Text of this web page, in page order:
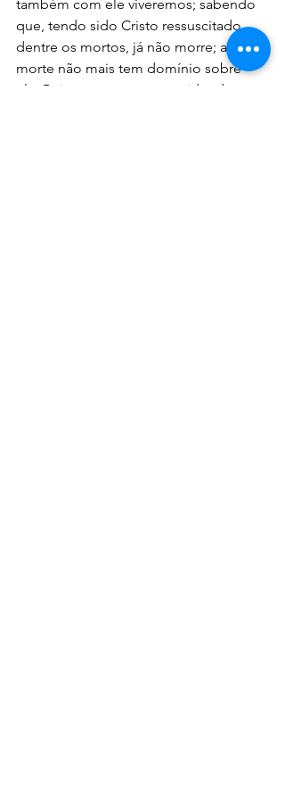
também com ele viveremos; sabendo
que, tendo sido Cristo ressuscitado
dentre os mortos, já não morre; a
morte não mais tem domínio sobre
ele. Pois, quanto a ter morrido, de uma